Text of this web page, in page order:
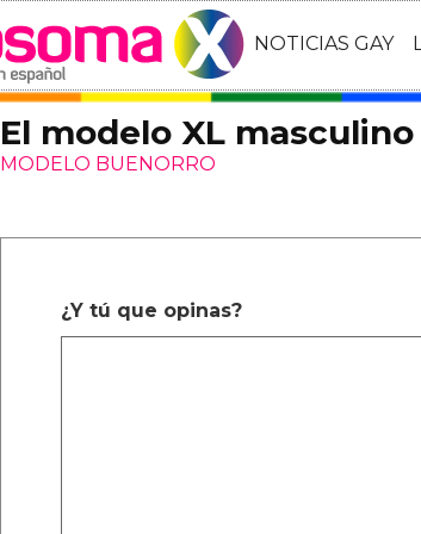
NOTICIAS GAY
El modelo XL
MODELO BUENORRO
¿Y tú que opinas?